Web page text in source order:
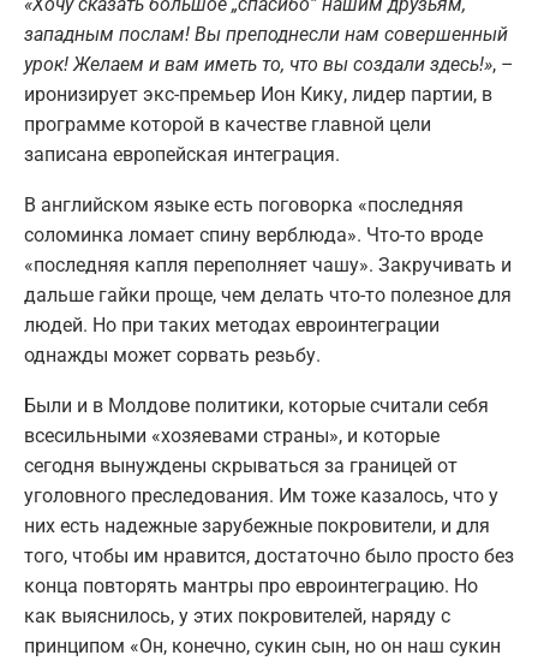
западным послам! Вы преподнесли нам совершенный
урок! Желаем и вам иметь то, что вы создали здесь!», –
иронизирует экс-премьер Ион Кику, лидер партии, в
программе которой в качестве главной цели
записана европейская интеграция.
В английском языке есть поговорка «последняя
соломинка ломает спину верблюда». Что-то вроде
«последняя капля переполняет чашу». Закручивать и
дальше гайки проще, чем делать что-то полезное для
людей. Но при таких методах евроинтеграции
однажды может сорвать резьбу.
Были и в Молдове политики, которые считали себя
всесильными «хозяевами страны», и которые
сегодня вынуждены скрываться за границей от
уголовного преследования. Им тоже казалось, что у
них есть надежные зарубежные покровители, и для
того, чтобы им нравится, достаточно было просто без
конца повторять мантры про евроинтеграцию. Но
как выяснилось, у этих покровителей, наряду с
принципом «Он, конечно, сукин сын, но он наш сукин